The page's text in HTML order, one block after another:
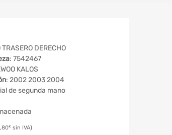
TRASERO DERECHO
: 7542467
KALOS
: 2002 2003 2004
de segunda mano
€